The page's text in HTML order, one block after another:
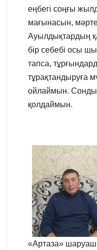
еңбегі соңғы
мағынасын,
Ауылдықтардың
бір себебі осы
тапса,
тұрақтандыруға
ойлаймын.
қолдаймын.
«Артаза»